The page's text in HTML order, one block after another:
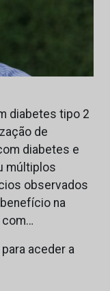
diabetes tipo 2
de
diabetes e
múltiplos
observados
na
com…
para aceder a